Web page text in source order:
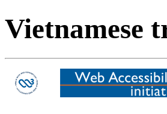
Vietnamese